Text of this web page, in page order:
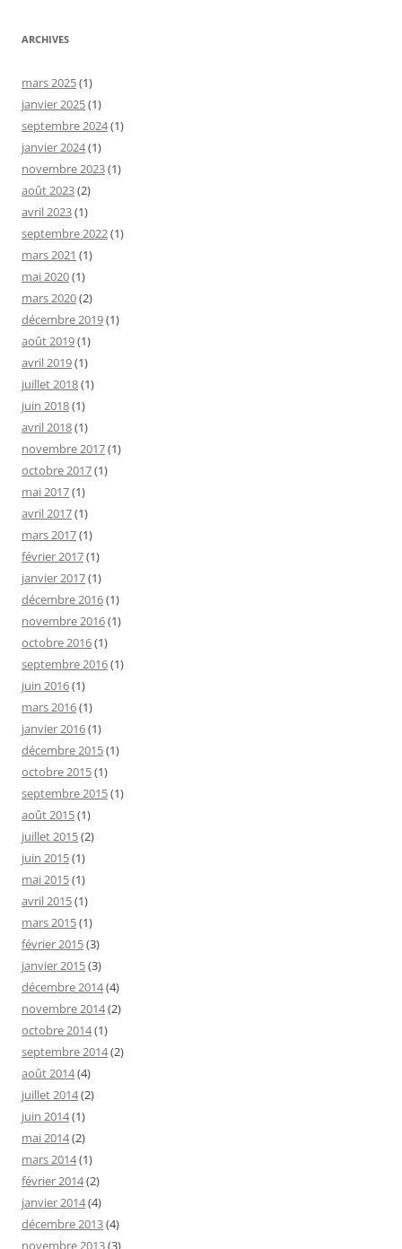
ARCHIVES
mars 2025(1)
janvier 2025(1)
septembre 2024(1)
janvier 2024(1)
novembre 2023(1)
août 2023(2)
avril 2023(1)
septembre 2022(1)
mars 2021 (1)
mai 2020(1)
mars 2020(2)
décembre 2019(1)
août 2019(1)
avril 2019(1)
juillet 2018(1)
juin 2018(1)
avril 2018(1)
novembre 2017(1)
octobre 2017(1)
mai 2017(1)
avril 2017(1)
mars 2017(1)
février 2017(1)
janvier 2017(1)
décembre 2016(1)
novembre 2016(1)
octobre 2016(1)
septembre 2016(1)
juin 2016(1)
mars 2016(1)
janvier 2016(1)
décembre 2015(1)
octobre 2015(1)
septembre 2015(1)
août 2015(1)
juillet 2015(2)
juin 2015(1)
mai 2015(1)
avril 2015(1)
mars 2015(1)
février 2015(3)
janvier 2015(3)
décembre 2014(4)
novembre 2014(2)
octobre 2014(1)
septembre 2014(2)
août 2014(4)
juillet 2014(2)
juin 2014(1)
mai 2014(2)
mars 2014(1)
février 2014(2)
janvier 2014(4)
décembre 2013(4)
novembre 2013(3)